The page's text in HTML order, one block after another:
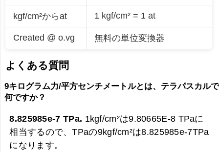
kgf/cm²からat 1 kgf/cm² = 1 at
Created @ o.vg 無料の単位変換器
よくある質問
9キログラム力/平方センチメートルとは、テラパスカルで
何ですか？
8.825985e-7 TPa. 1kgf/cm²は9.80665E-8 TPaに
相当するので、TPaの9kgf/cm²は8.825985e-7TPa
になります。